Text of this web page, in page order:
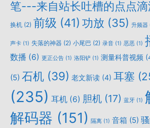
笔---来自站长吐槽的点点滴
换机 (2) 前级 (41) 功放 (35) 升频器
声卡 (1) 失落的神器 (2) 小尾巴 (2) 录音 (1) 恶恶 (1)
数播 (6) 更正公告 (1) 洛阳铲 (1) 测量科普视频
(5) 石机 (39) 老文新读 (4) 耳塞
(235) 耳机 (6) 胆机 (17) 蓝牙 (1)
解码器 (151) 隔离 (1) 音箱 (5)